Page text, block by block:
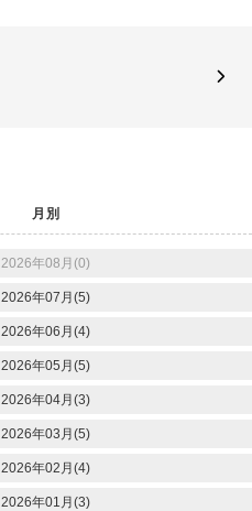
月別
2026年08月(0)
2026年07月(5)
2026年06月(4)
2026年05月(5)
2026年04月(3)
2026年03月(5)
2026年02月(4)
2026年01月(3)